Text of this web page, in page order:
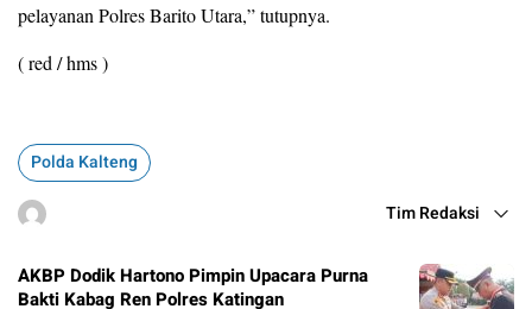
pelayanan Polres Barito Utara,” tutupnya.
( red / hms )
Polda Kalteng
Tim Redaksi
AKBP Dodik Hartono Pimpin Upacara Purna
Bakti Kabag Ren Polres Katingan